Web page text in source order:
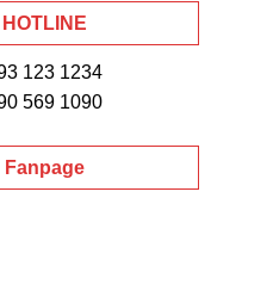
HOTLINE
123 1234
569 1090
Fanpage